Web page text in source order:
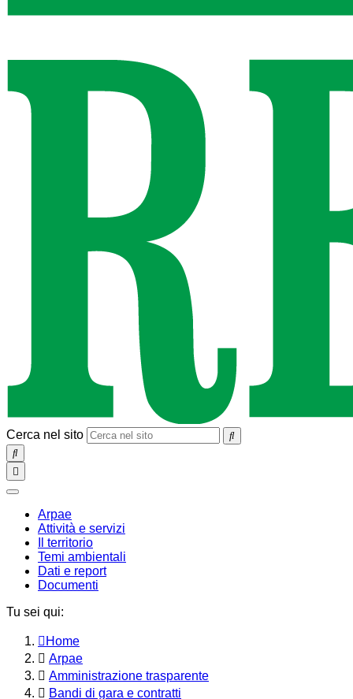
Cerca nel sito
SEARCH
Toggle
navigation
chiudi
Arpae
Attività e servizi
Il territorio
Temi ambientali
Dati e report
Documenti
Tu sei qui:
Home
Arpae
Amministrazione trasparente
Bandi di gara e contratti